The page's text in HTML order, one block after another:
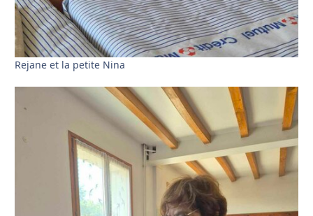
Rejane et la petite Nina